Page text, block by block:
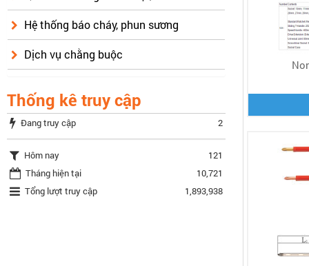
Hệ thống báo cháy, phun sương
Dịch vụ chằng buộc
Thống kê truy cập
Đang truy cập 2
Hôm nay
121
Tháng hiện tại
10,721
Tổng lượt truy cập
1,893,938